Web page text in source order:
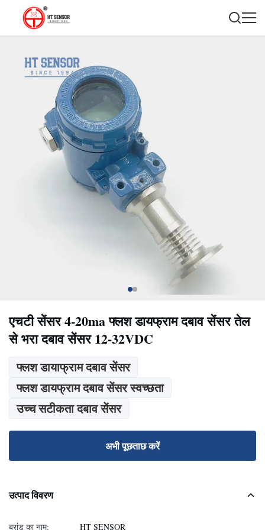
एचटी सेंसर 4-20ma फ्लश डायफ्राम दबाव सेंसर तेल
से भरा दबाव सेंसर 12-32VDC
फ्लश डायाफ्राम दबाव सेंसर
फ्लश डायफ्राम दबाव सेंसर स्वच्छता
उच्च सटीकता दबाव सेंसर
अभी पूछताछ करें
उत्पाद विवरण
ब्रांड का नाम: HT SENSOR